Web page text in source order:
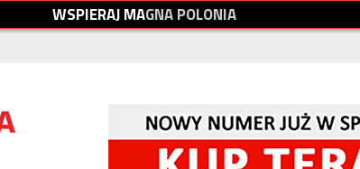
WSPIERAJMAGNAPOLONIA